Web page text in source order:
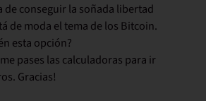
de conseguir la soñada libertad
de moda el tema de los Bitcoin.
esta opción?
pases las calculadoras para ir
Gracias!